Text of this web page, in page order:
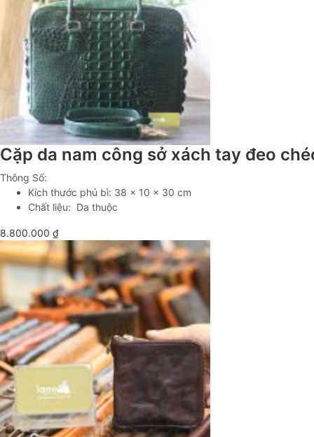
Cặp da nam công sở xách tay đeo
Thông Số:
Kích thước phủ bì: 38 x 10 x 30 cm
Chất liệu: Da thuộc
8.800.000 ₫